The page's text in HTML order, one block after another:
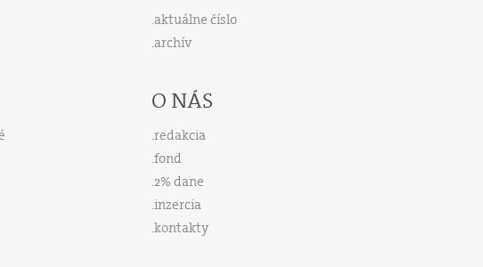
aktuálne číslo
archív
O NÁS
redakcia
fond
2% dane
inzercia
kontakty